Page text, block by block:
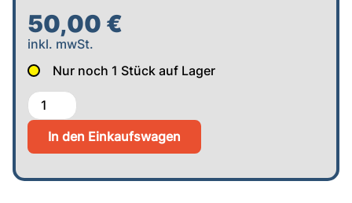
50,00 €
inkl. mwSt.
Nur noch 1 Stück auf Lager